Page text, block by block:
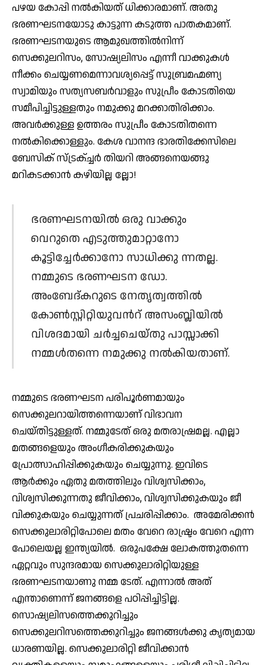
പഴയ കോപ്പി നല്‍കിയത് ധിക്കാരമാണ്. അതു
ഭരണഘടനയോടു കാട്ടുന്ന കടുത്ത പാതകമാണ്.
ഭരണഘടനയുടെ ആമുഖത്തില്‍നിന്ന്
സെക്കുലറിസം, സോഷ്യലിസം എന്നീ വാക്കുകള്‍
നീക്കം ചെയ്യണമെന്നാവശ്യപ്പെട്ട് സുബ്രമഹ്മണ്യ
സ്വാമിയും സത്യസബര്‍വാളും സുപ്രീം കോടതിയെ
സമീപിച്ചിട്ടുള്ളതും നമുക്കു മറക്കാതിരിക്കാം.
അവര്‍ക്കുള്ള ഉത്തരം സുപ്രീം കോടതിതന്നെ
നല്‍കിക്കൊള്ളും. കേശ വാനന്ദ ഭാരതിക്കേസിലെ
ബേസിക് സ്ട്രക്ച്ചര്‍ തിയറി അങ്ങനെയങ്ങു
മറികടക്കാന്‍ കഴിയില്ല ല്ലോ!
ഭരണഘടനയില്‍ ഒരു വാക്കും
വെറുതെ എടുത്തുമാറ്റാനോ
കൂട്ടിച്ചേര്‍ക്കാനോ സാധിക്കു ന്നതല്ല.
നമ്മുടെ ഭരണഘടന ഡോ.
അംബേദ്കറുടെ നേതൃത്വത്തില്‍
കോണ്‍സ്റ്റിറ്റിയുവന്‍റ് അസംബ്ലിയില്‍
വിശദമായി ചര്‍ച്ചചെയ്തു പാസ്സാക്കി
നമ്മള്‍തന്നെ നമുക്കു നല്‍കിയതാണ്.
നമ്മുടെ ഭരണഘടന പരിപൂര്‍ണമായും
സെക്കുലറായിത്തന്നെയാണ് വിഭാവന
ചെയ്തിട്ടുള്ളത്. നമ്മുടേത് ഒരു മതരാഷ്രമല്ല. എല്ലാ
മതങ്ങളെയും അംഗീകരിക്കുകയും
പ്രോത്സാഹിപ്പിക്കുകയും ചെയ്യുന്നു. ഇവിടെ
ആര്‍ക്കും ഏതു മതത്തിലും വിശ്വസിക്കാം,
വിശ്വസിക്കുന്നതു ജീവിക്കാം, വിശ്വസിക്കുകയും ജീ
വിക്കുകയും ചെയ്യുന്നത് പ്രചരിപ്പിക്കാം. അമേരിക്കന്‍
സെക്കുലാരിറ്റിപോലെ മതം വേറെ രാഷ്ട്രം വേറെ എന്ന
പോലെയല്ല ഇന്ത്യയില്‍. ഒരുപക്ഷേ ലോകത്തുതന്നെ
ഏറ്റവും സുന്ദരമായ സെക്കുലാരിറ്റിയുള്ള
ഭരണഘടനയാണു നമ്മ ടേത്. എന്നാല്‍ അത്
എന്താണെന്ന് ജനങ്ങളെ പഠിപ്പിച്ചിട്ടില്ല.
സൊഷ്യലിസത്തെക്കുറിച്ചും
സെക്കുലറിസത്തെക്കുറിച്ചും ജനങ്ങള്‍ക്കു കൃത്യമായ
ധാരണയില്ല. സെക്കുലാരിറ്റി ജീവിക്കാന്‍